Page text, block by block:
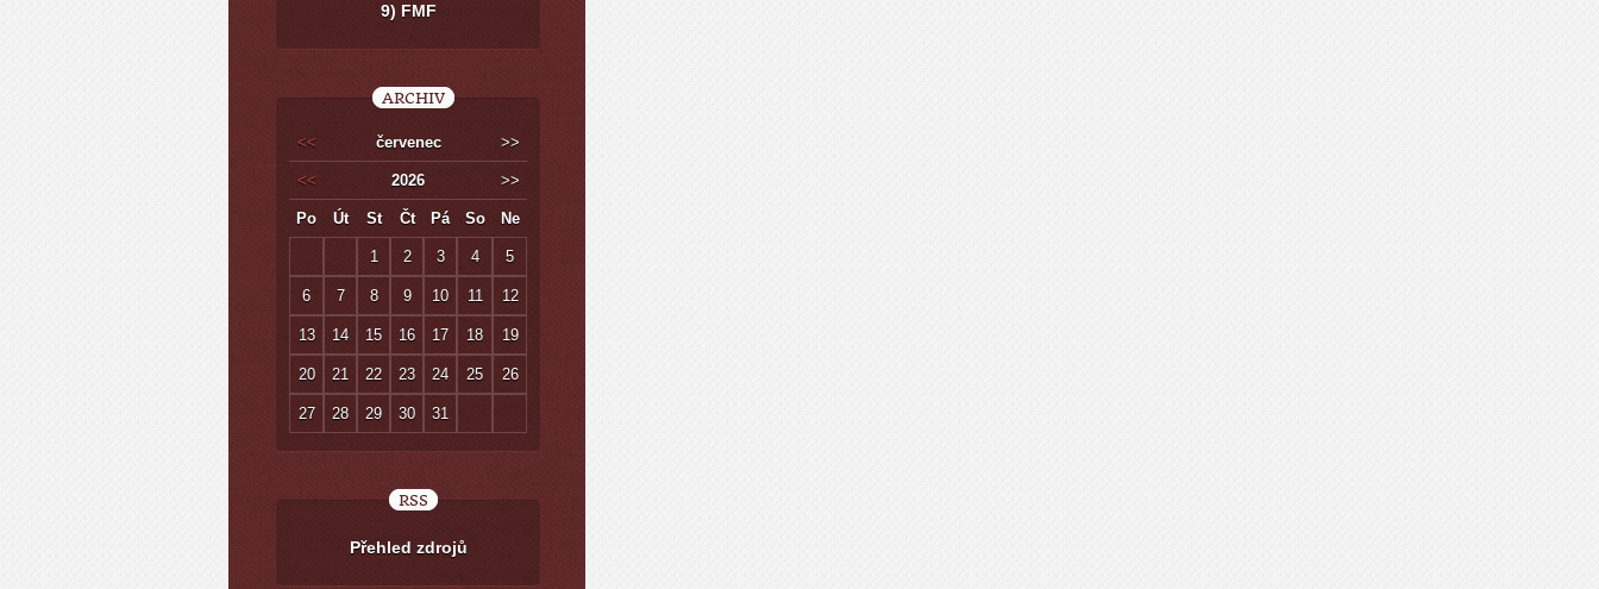
9) FMF
ARCHIV
<< červenec >>
<< 2026 >>
Po Út St Čt Pá So Ne
1 2 3 4 5
6 7 8 9 10 11 12
13 14 15 16 17 18 19
20 21 22 23 24 25 26
27 28 29 30 31
RSS
Přehled zdrojů